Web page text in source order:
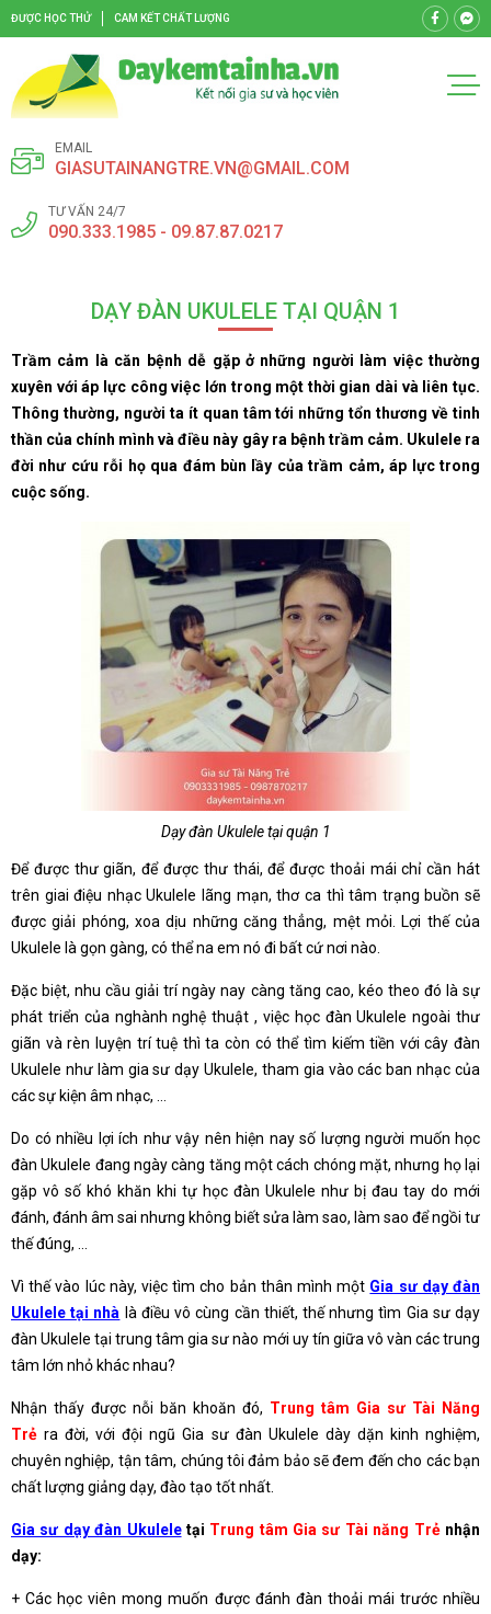
ĐƯỢC HỌC THỬ CAM KẾT CHẤT LƯỢNG
EMAIL
GIASUTAINANGTRE.VN@GMAIL.COM
TƯ VẤN 24/7
090.333.1985 - 09.87.87.0217
DẠY ĐÀN UKULELE TẠI QUẬN 1
Trầm cảm là căn bệnh dễ gặp ở những người làm việc thường
xuyên với áp lực công việc lớn trong một thời gian dài và liên tục.
Thông thường, người ta ít quan tâm tới những tổn thương về tinh
thần của chính mình và điều này gây ra bệnh trầm cảm. Ukulele ra
đời như cứu rỗi họ qua đám bùn lầy của trầm cảm, áp lực trong
cuộc sống.
Dạy đàn Ukulele tại quận 1
Để được thư giãn, để được thư thái, để được thoải mái chỉ cần hát
trên giai điệu nhạc Ukulele lãng mạn, thơ ca thì tâm trạng buồn sẽ
được giải phóng, xoa dịu những căng thẳng, mệt mỏi. Lợi thế của
Ukulele là gọn gàng, có thể na em nó đi bất cứ nơi nào.
Đặc biệt, nhu cầu giải trí ngày nay càng tăng cao, kéo theo đó là sự
phát triển của nghành nghệ thuật , việc học đàn Ukulele ngoài thư
giãn và rèn luyện trí tuệ thì ta còn có thể tìm kiếm tiền với cây đàn
Ukulele như làm gia sư dạy Ukulele, tham gia vào các ban nhạc của
các sự kiện âm nhạc, …
Do có nhiều lợi ích như vậy nên hiện nay số lượng người muốn học
đàn Ukulele đang ngày càng tăng một cách chóng mặt, nhưng họ lại
gặp vô số khó khăn khi tự học đàn Ukulele như bị đau tay do mới
đánh, đánh âm sai nhưng không biết sửa làm sao, làm sao để ngồi tư
thế đúng, …
Vì thế vào lúc này, việc tìm cho bản thân mình một Gia sư dạy đàn
Ukulele tại nhà là điều vô cùng cần thiết, thế nhưng tìm Gia sư dạy
đàn Ukulele tại trung tâm gia sư nào mới uy tín giữa vô vàn các trung
tâm lớn nhỏ khác nhau?
Nhận thấy được nỗi băn khoăn đó, Trung tâm Gia sư Tài Năng
Trẻ ra đời, với đội ngũ Gia sư đàn Ukulele dày dặn kinh nghiệm,
chuyên nghiệp, tận tâm, chúng tôi đảm bảo sẽ đem đến cho các bạn
chất lượng giảng dạy, đào tạo tốt nhất.
Gia sư dạy đàn Ukuleletại Trung tâm Gia sư Tài năng Trẻnhận
dạy:
+ Các học viên mong muốn được đánh đàn thoải mái trước nhiều